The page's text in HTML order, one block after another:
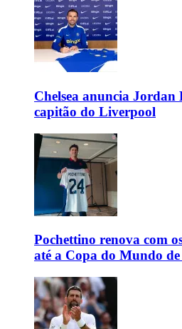
Chelsea anuncia Jordan
capitão do Liverpool
Pochettino renova com
até a Copa do Mundo de